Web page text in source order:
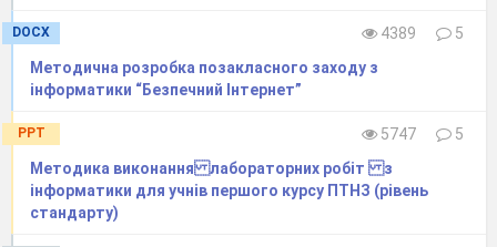
Початок
Після попереднього;
Вставити на слайд кнопку управління
DOCX 4389
5
Методична розробка позакласного заходу з
інформатики “Безпечний Інтернет”
PPT 5747
5
Методика виконання лабораторних робіт з
інформатики для учнів першого курсу ПТНЗ (рівень
стандарту)